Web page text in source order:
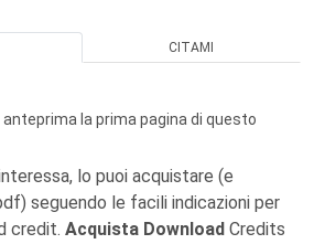
CITAMI
la prima pagina di questo
lo puoi acquistare (e
seguendo le facili indicazioni per
credit. Acquista Download Credits